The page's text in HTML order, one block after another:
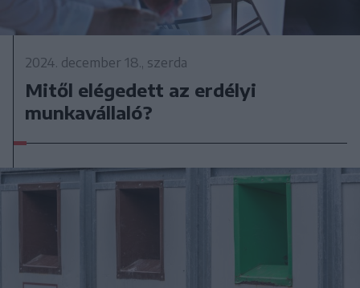
2024. december 18., szerda
Mitől elégedett az erdélyi
munkavállaló?